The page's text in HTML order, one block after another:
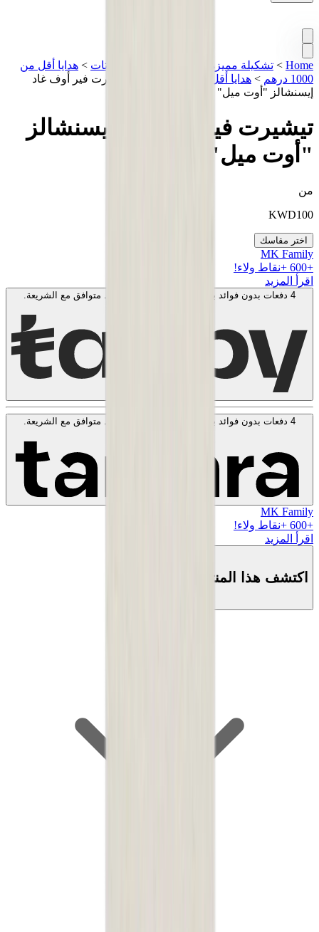
Home
> تشكيلة مميزة تيشيرتات > هدايا أقل من
1000 درهم
> هدايا أقل من 2000 درهم
تيشيرت فير أوف غاد
إيسنشالز "أوت ميل"
تيشيرت فير أوف غاد إيسنشالز
"أوت ميل"
من
KWD100
اختر مقاسك
MK Family
+
600 +نقاط ولاء!
اقرأ المزيد
4 دفعات بدون فوائد بقيمة
. بدون رسوم. متوافق مع الشريعة.
4 دفعات بدون فوائد بقيمة
. بدون رسوم. متوافق مع الشريعة.
MK Family
+
600 +نقاط ولاء!
اقرأ المزيد
اكتشف هذا المنتج